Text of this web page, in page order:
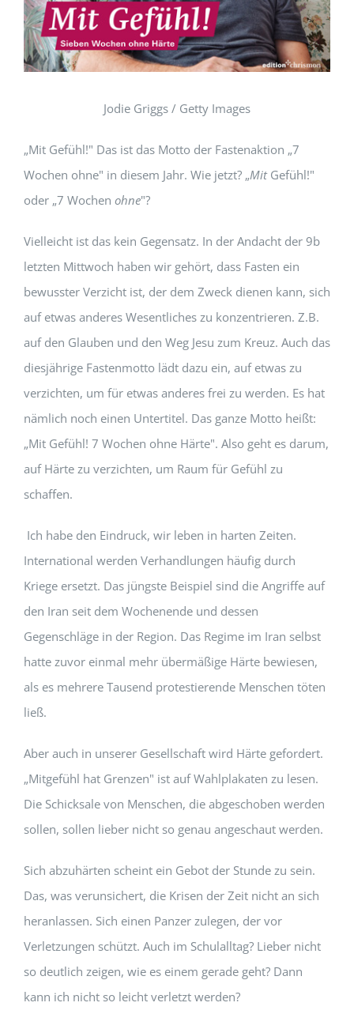
Jodie Griggs / Getty Images
„Mit Gefühl!" Das ist das Motto der Fastenaktion „7
Wochen ohne" in diesem Jahr. Wie jetzt? „MitGefühl!"
oder „7 Wochen ohne"?
Vielleicht ist das kein Gegensatz. In der Andacht der 9b
letzten Mittwoch haben wir gehört, dass Fasten ein
bewusster Verzicht ist, der dem Zweck dienen kann, sich
auf etwas anderes Wesentliches zu konzentrieren. Z.B.
auf den Glauben und den Weg Jesu zum Kreuz. Auch das
diesjährige Fastenmotto lädt dazu ein, auf etwas zu
verzichten, um für etwas anderes frei zu werden. Es hat
nämlich noch einen Untertitel. Das ganze Motto heißt:
„Mit Gefühl! 7 Wochen ohne Härte". Also geht es darum,
auf Härte zu verzichten, um Raum für Gefühl zu
schaffen.
Ich habe den Eindruck, wir leben in harten Zeiten.
International werden Verhandlungen häufig durch
Kriege ersetzt. Das jüngste Beispiel sind die Angriffe auf
den Iran seit dem Wochenende und dessen
Gegenschläge in der Region. Das Regime im Iran selbst
hatte zuvor einmal mehr übermäßige Härte bewiesen,
als es mehrere Tausend protestierende Menschen töten
ließ.
Aber auch in unserer Gesellschaft wird Härte gefordert.
„Mitgefühl hat Grenzen" ist auf Wahlplakaten zu lesen.
Die Schicksale von Menschen, die abgeschoben werden
sollen, sollen lieber nicht so genau angeschaut werden.
Sich abzuhärten scheint ein Gebot der Stunde zu sein.
Das, was verunsichert, die Krisen der Zeit nicht an sich
heranlassen. Sich einen Panzer zulegen, der vor
Verletzungen schützt. Auch im Schulalltag? Lieber nicht
so deutlich zeigen, wie es einem gerade geht? Dann
kann ich nicht so leicht verletzt werden?